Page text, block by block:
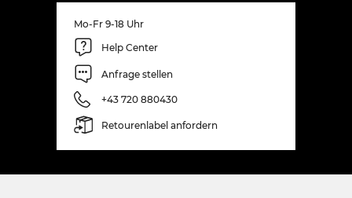
Mo-Fr 9-18 Uhr
Help Center
Anfrage stellen
+43 720 880430
Retourenlabel anfordern